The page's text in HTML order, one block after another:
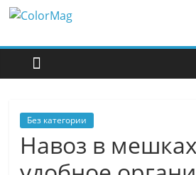
Перейти
содержимому
ColorMag
ColorMag
Demo
Без категории
Навоз в